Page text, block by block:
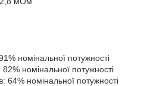
номінальної потужності
номінальної потужності
64% номінальної потужності